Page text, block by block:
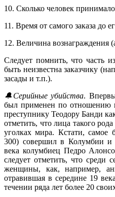
10. Сколько человек
11. Время от самого заказа до
12. Величина вознаграждения
Следует помнить, что часть
быть неизвестна заказчику
засады и т.п.).
🔔Серийные убийства.
был применен по отношению
преступнику Теодору Банди
отметить, что лица такого
уголках мира. Кстати, самое
300) совершил в Колумбии
века колумбиец Педро
следует отметить, что среди
женщины, как, например,
отравившая в середине 19
течении ряда лет более 20